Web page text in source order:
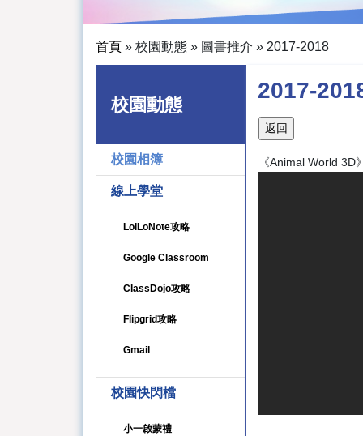
首頁 » 校園動態 » 圖書推介 » 2017-2018
校園動態
校園相簿
線上學堂
LoiLoNote攻略
Google Classroom
ClassDojo攻略
Flipgrid攻略
Gmail
校園快閃檔
小一啟蒙禮
2017-
《Animal World 3D